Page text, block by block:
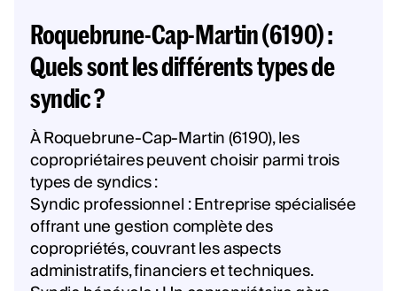
Roquebrune-Cap-Martin (6190) :
Quels sont les différents types de
syndic ?
À Roquebrune-Cap-Martin (6190), les
copropriétaires peuvent choisir parmi trois
types de syndics :
Syndic professionnel : Entreprise spécialisée
offrant une gestion complète des
copropriétés, couvrant les aspects
administratifs, financiers et techniques.